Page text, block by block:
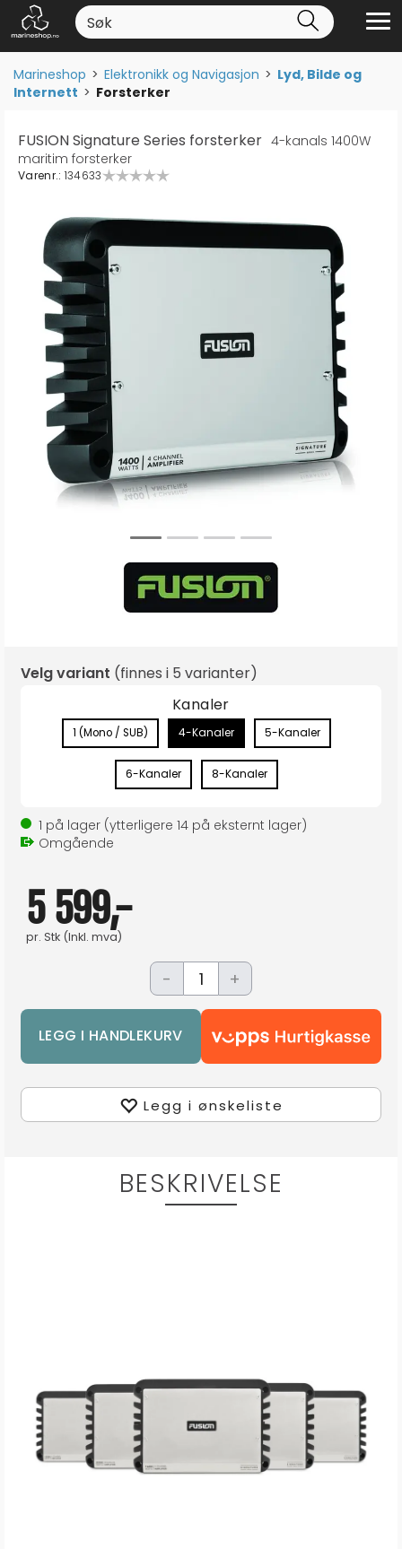
Marineshop>Elektronikk og Navigasjon>Lyd, Bilde og
Internett>Forsterker
FUSION Signature Series forsterker 4-kanals 1400W
maritim forsterker
Varenr.: 134633
Velg variant (finnes i 5 varianter)
Kanaler
1 (Mono / SUB) 4-Kanaler 5-Kanaler
6-Kanaler 8-Kanaler
1 på lager (ytterligere 14 på eksternt lager)
Omgående
5 599,-
pr. Stk (Inkl. mva)
- +
Legg i ønskeliste
BESKRIVELSE